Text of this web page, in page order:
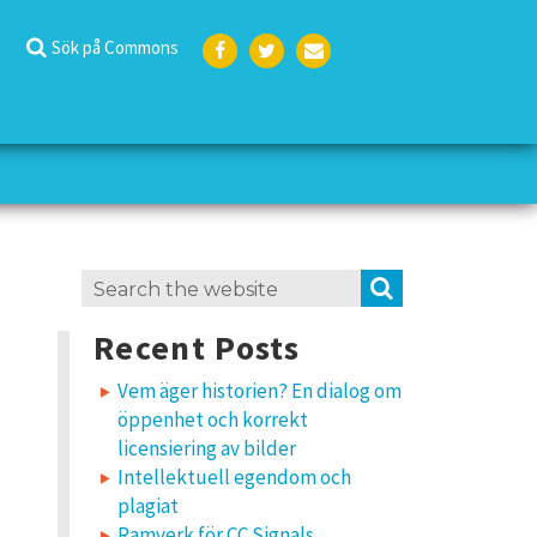
Sök på Commons
k
Search
Recent Posts
Vem äger historien? En dialog om
öppenhet och korrekt
licensiering av bilder
Intellektuell egendom och
plagiat